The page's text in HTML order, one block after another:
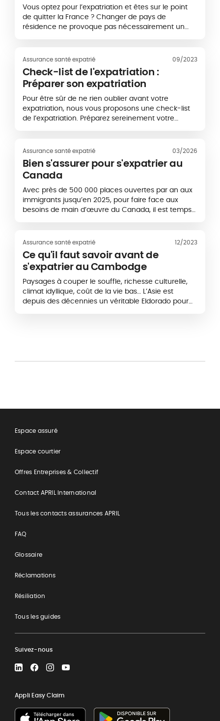
Vous optez pour l’expatriation et êtes sur le point
de quitter la France ? Changer de pays de
résidence ne provoque pas nécessairement un
Assurance santé expatrié 09/2023
Check-list de l'expatriation :
Préparer son expatriation
Pour être sûr de ne rien oublier avant votre
expatriation, nous vous proposons une check-list
de l’expatriation. Préparez sereinement votre
Assurance santé expatrié 03/2026
Bien s'assurer pour s'expatrier au
Canada
Avec près de 500 000 places ouvertes par an aux
immigrants jusqu’en 2025, pour faire face aux
besoins de main d’œuvre du Canada, il est temps
d’une bonne assurance expat est capital.
Assurance santé expatrié 12/2023
Ce qu'il faut savoir avant de
s'expatrier au Cambodge
Paysages à couper le souffle, richesse culturelle,
climat idyllique, coût de la vie bas… L’Asie est
depuis des décennies un véritable Eldorado pour
Espace assuré
Espace courtier
Offres Entreprises & Collectif
Contact APRIL International
Tous les contacts assurances APRIL
FAQ
Glossaire
Réclamations
Résiliation
Tous les guides
Suivez-nous
LinkedInFacebookInstagramYouTube
Appli Easy Claim